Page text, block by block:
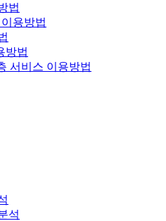
법
용방법
방법
서비스 이용방법
석